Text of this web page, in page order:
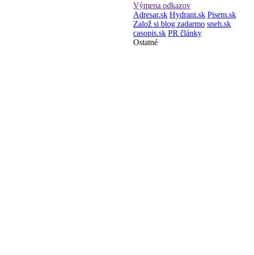
Výmena odkazov
Adresar.sk Hydrant.sk Pisem.sk
Založ si blog zadarmo sneh.sk
casopis.sk PR články
Ostatné